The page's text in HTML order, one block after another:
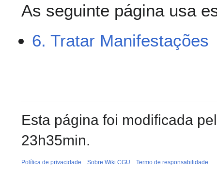
As seguinte página usa
6. Tratar Manifestações
Esta página foi modificada
23h35min.
Política de privacidade Sobre Wiki CGU Termo de responsabilidade